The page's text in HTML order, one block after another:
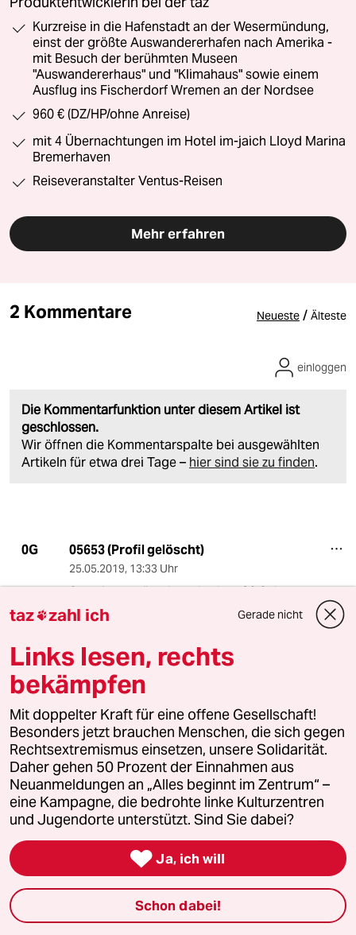
Kurzreise in die Hafenstadt an der Wesermündung,
einst der größte Auswandererhafen nach Amerika -
mit Besuch der berühmten Museen
"Auswandererhaus" und "Klimahaus" sowie einem
Ausflug ins Fischerdorf Wremen an der Nordsee
960 € (DZ/HP/ohne Anreise)
mit 4 Übernachtungen im Hotel im-jaich Lloyd Marina
Bremerhaven
Reiseveranstalter Ventus-Reisen
Mehr erfahren
2 Kommentare Neueste / Älteste
Die Kommentarfunktion unter diesem Artikel ist
geschlossen.
Wir öffnen die Kommentarspalte bei ausgewählten
Artikeln für etwa drei Tage – hier sind sie zu finden.
einloggen
0G 05653 (Profil gelöscht)
25.05.2019, 13:33 Uhr
Soweit verständlich wird im 186 Seiten langen
Verkaufsprospekt (230 Seiten inkl. Nachtrag)
der Berliner Stadtwerke um ein Darlehen mit
begrenzter Laufzeit ersucht. Ein Anleger wird
kein Anteilseigner des Windrades. Wer den
Berliner Stadtwerken 500€ leihen möchte,
sollte vor einem Abschluss einen
Wirtschaftsanwalt hinzuziehen, der den
Prospekt wirklich versteht. Sämtliche Rechte
bleiben bei den Berliner Stadtwerken.
Frau Kirschgrün
25.05.2019, 13:00 Uhr
Zum Thema "paradox" noch ein Link über die in
D verpennte, weil Konzern-Interessen
entgegenstehende Wasserstofftechnologie:
www.nachdenkseiten.de/?p=52045
taz zahl ich Gerade nicht
Links lesen, rechts
bekämpfen
Mit doppelter Kraft für eine offene Gesellschaft!
Besonders jetzt brauchen Menschen, die sich gegen
Rechtsextremismus einsetzen, unsere Solidarität.
Daher gehen 50 Prozent der Einnahmen aus
Neuanmeldungen an „Alles beginnt im Zentrum“ –
eine Kampagne, die bedrohte linke Kulturzentren
und Jugendorte unterstützt. Sind Sie dabei?
 Ja, ich will
Schon dabei!